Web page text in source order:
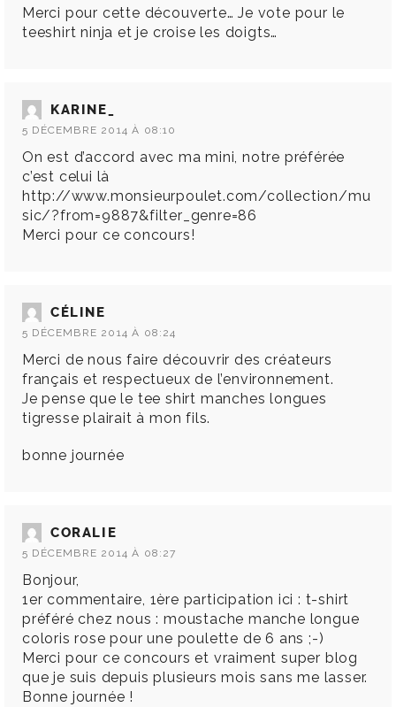
Merci pour cette découverte… Je vote pour le
teeshirt ninja et je croise les doigts…
KARINE_
5 DÉCEMBRE 2014 À 08:10
On est d’accord avec ma mini, notre préférée
c’est celui là
http://www.monsieurpoulet.com/collection/mu
sic/?from=9887&filter_genre=86
Merci pour ce concours!
CÉLINE
5 DÉCEMBRE 2014 À 08:24
Merci de nous faire découvrir des créateurs
français et respectueux de l’environnement.
Je pense que le tee shirt manches longues
tigresse plairait à mon fils.
bonne journée
CORALIE
5 DÉCEMBRE 2014 À 08:27
Bonjour,
1er commentaire, 1ère participation ici : t-shirt
préféré chez nous : moustache manche longue
coloris rose pour une poulette de 6 ans ;-)
Merci pour ce concours et vraiment super blog
que je suis depuis plusieurs mois sans me lasser.
Bonne journée !